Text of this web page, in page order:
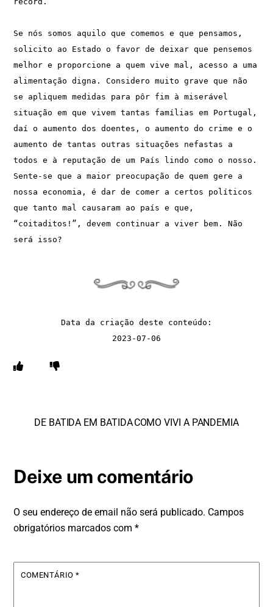
Se nós somos aquilo que comemos e que pensamos,
solicito ao Estado o favor de deixar que pensemos
melhor e proporcione a quem vive mal, acesso a uma
alimentação digna. Considero muito grave que não
se apliquem medidas para pôr fim à miserável
situação em que vivem tantas famílias em Portugal,
daí o aumento dos doentes, o aumento do crime e o
aumento de tantas outras situações nefastas a
todos e à reputação de um País lindo como o nosso.
Sente-se que a maior preocupação de quem gere a
nossa economia, é dar de comer a certos políticos
que tanto mal causaram ao país e que,
“coitaditos!”, devem continuar a viver bem. Não
será isso?
Data da criação deste conteúdo:
2023-07-06
DE BATIDA EM BATIDACOMO VIVI A PANDEMIA
Deixe um comentário
O seu endereço de email não será publicado. Campos
obrigatórios marcados com*
COMENTÁRIO*